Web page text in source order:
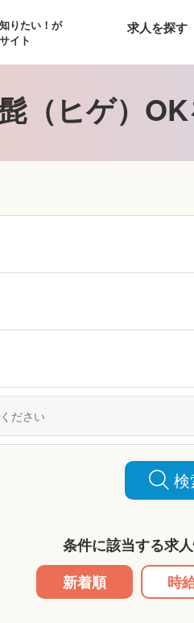
りたい！が
イト
求人を探す
（ヒゲ）
検
条件に該当する求
新着順
時